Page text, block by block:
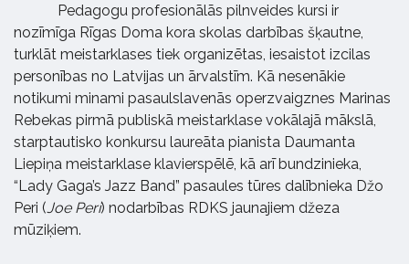
Pedagogu profesionālās pilnveides kursi ir
nozīmīga Rīgas Doma kora skolas darbības šķautne,
turklāt meistarklases tiek organizētas, iesaistot izcilas
personības no Latvijas un ārvalstīm. Kā nesenākie
notikumi minami pasaulslavenās operzvaigznes Marinas
Rebekas pirmā publiskā meistarklase vokālajā mākslā,
starptautisko konkursu laureāta pianista Daumanta
Liepiņa meistarklase klavierspēlē, kā arī bundzinieka,
“Lady Gaga’s Jazz Band” pasaules tūres dalībnieka Džo
Peri (Joe Peri) nodarbības RDKS jaunajiem džeza
mūziķiem.